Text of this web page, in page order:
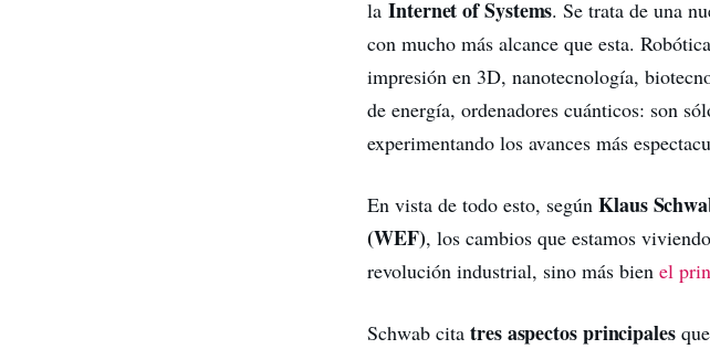
laInternet of Systems. Se trata de una
con mucho más alcance que esta.
impresión en 3D, nanotecnología,
de energía, ordenadores cuánticos: son
experimentando los avances más
En vista de todo esto, segúnKlaus
(WEF), los cambios que estamos
revolución industrial, sino más bienel
Schwab citatres aspectos principales